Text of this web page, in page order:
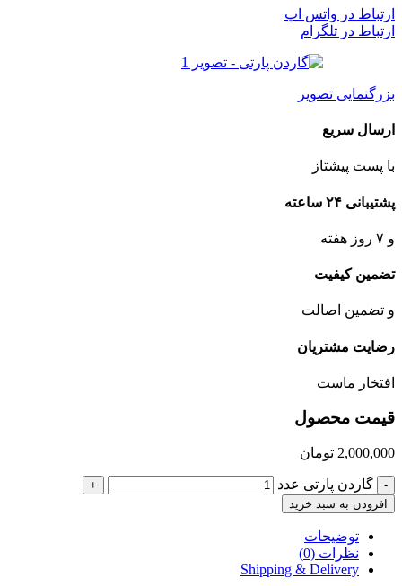
ارتباط در واتس اپ
ارتباط در تلگرام
بزرگنمایی تصویر
ارسال سریع
با پست پیشتاز
پشتیبانی ۲۴ ساعته
و ۷ روز هفته
تضمین کیفیت
و تضمین اصالت
رضایت مشتریان
افتخار ماست
قیمت محصول
2,000,000 تومان
- گاردن پارتی عدد
+
افزودن به سبد خرید
توضیحات
نظرات (0)
Shipping & Delivery